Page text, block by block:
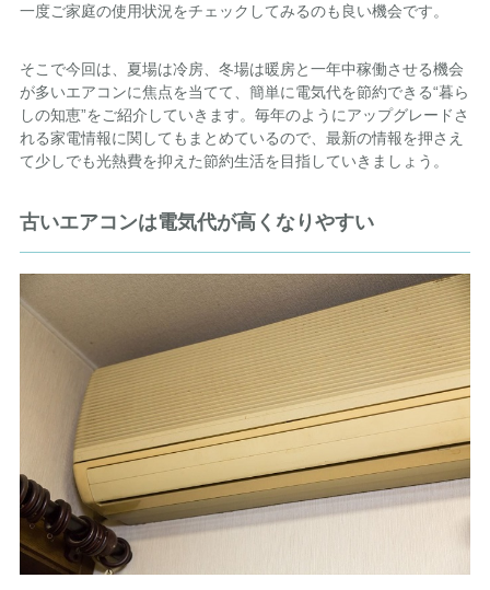
一度ご家庭の使用状況をチェックしてみるのも良い機会です。
そこで今回は、夏場は冷房、冬場は暖房と一年中稼働させる機会
が多いエアコンに焦点を当てて、簡単に電気代を節約できる“暮ら
しの知恵”をご紹介していきます。毎年のようにアップグレードさ
れる家電情報に関してもまとめているので、最新の情報を押さえ
て少しでも光熱費を抑えた節約生活を目指していきましょう。
古いエアコンは電気代が高くなりやすい